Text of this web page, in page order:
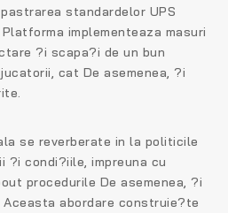
standardelor UPS
implementeaza masuri
?i scapa?i de un bun
cat De asemenea, ?i
se reverberate in la politicile
?i condi?iile, impreuna cu
procedurile De asemenea, ?i
abordare construie?te